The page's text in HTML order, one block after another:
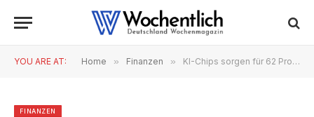
YOU ARE AT: Home » Finanzen » KI-Chips sorgen für 62 Prozent Umsatzplus
FINANZEN